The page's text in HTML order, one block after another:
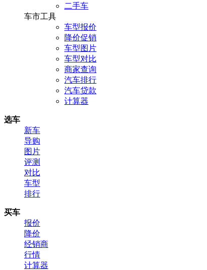
二手车
车市工具
车型报价
降价促销
车型图片
车型对比
商家查询
汽车排行
汽车贷款
计算器
选车
新车
导购
图片
评测
对比
车型
排行
买车
报价
降价
经销商
行情
计算器